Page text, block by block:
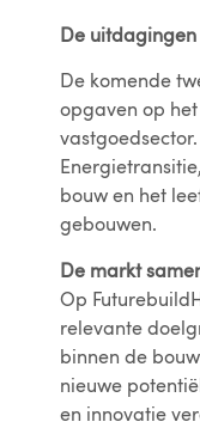
De
De komende
opgaven op
bouw en het
gebouwen.
De markt
Op
relevante
binnen de
nieuwe
en innovatie